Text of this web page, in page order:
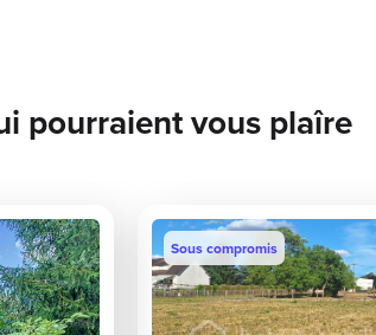
pourraient vous plaîre
Sous compromis